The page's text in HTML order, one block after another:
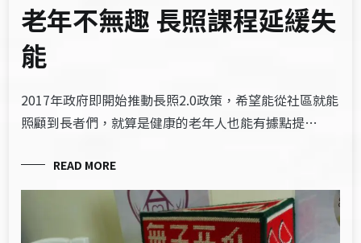
老年不無趣 長照課程延緩失
能
2017年政府即開始推動長照2.0政策，希望能從社區就能
照顧到長者們，就算是健康的老年人也能有據點提…
READ MORE